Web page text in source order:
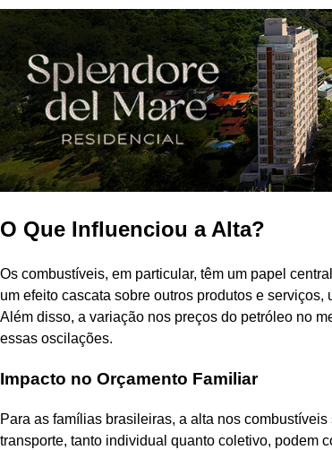
O Que Influenciou a Alta?
Os combustíveis, em particular, têm um papel
um efeito cascata sobre outros produtos e
Além disso, a variação nos preços do petróleo no
essas oscilações.
Impacto no Orçamento Familiar
Para as famílias brasileiras, a alta nos
transporte, tanto individual quanto coletivo, podem